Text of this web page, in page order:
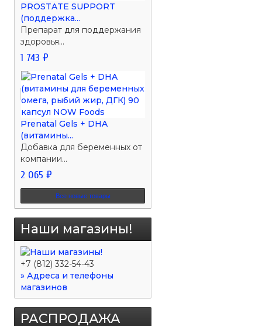
PROSTATE SUPPORT
(поддержка...
Препарат для поддержания
здоровья...
1 743 ₽
Prenatal Gels + DHA
(витамины...
Добавка для беременных от
компании...
2 065 ₽
Все новые товары
Наши магазины!
+7 (812) 332-54-43
» Адреса и телефоны
магазинов
РАСПРОДАЖА